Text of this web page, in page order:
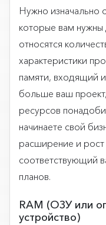
Нужно изначально
которые вам
относятся
характеристики
памяти, входящий
больше ваш
ресурсов
начинаете свой
расширение и рост
соответствующий
планов.
RAM (ОЗУ или
устройство)